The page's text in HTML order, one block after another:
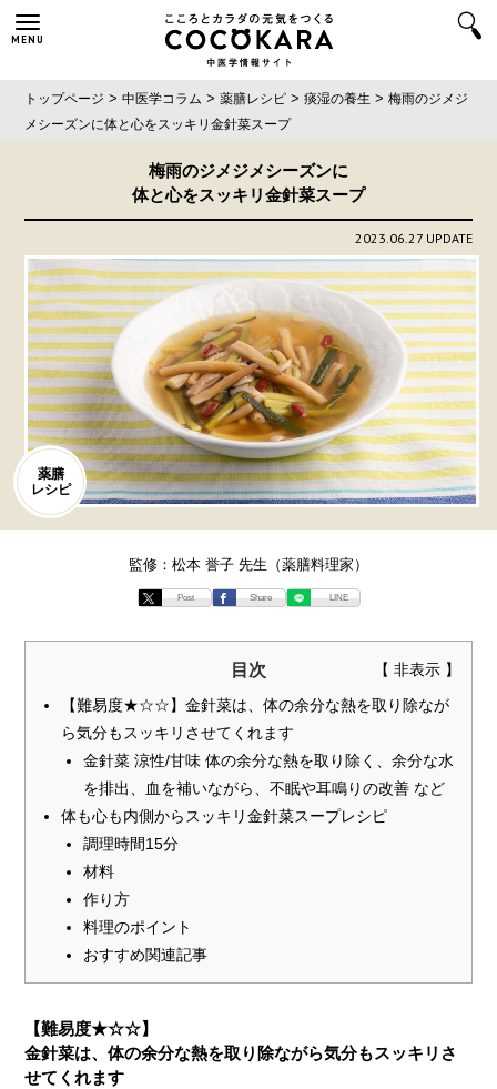
MENU
トップページ >中医学コラム >薬膳レシピ >痰湿の養生 >梅雨のジメジ
メシーズンに体と心をスッキリ金針菜スープ
薬膳
レシピ
梅雨のジメジメシーズンに
体と心をスッキリ金針菜スープ
2023.06.27 UPDATE
監修：松本 誉子 先生（薬膳料理家）
Post Share LINE
目次
【難易度★☆☆】金針菜は、体の余分な熱を取り除なが
ら気分もスッキリさせてくれます
金針菜 涼性/甘味 体の余分な熱を取り除く、余分な水
を排出、血を補いながら、不眠や耳鳴りの改善 など
体も心も内側からスッキリ金針菜スープレシピ
調理時間15分
材料
作り方
料理のポイント
おすすめ関連記事
【難易度★☆☆】
金針菜は、体の余分な熱を取り除ながら気分もスッキリさ
せてくれます